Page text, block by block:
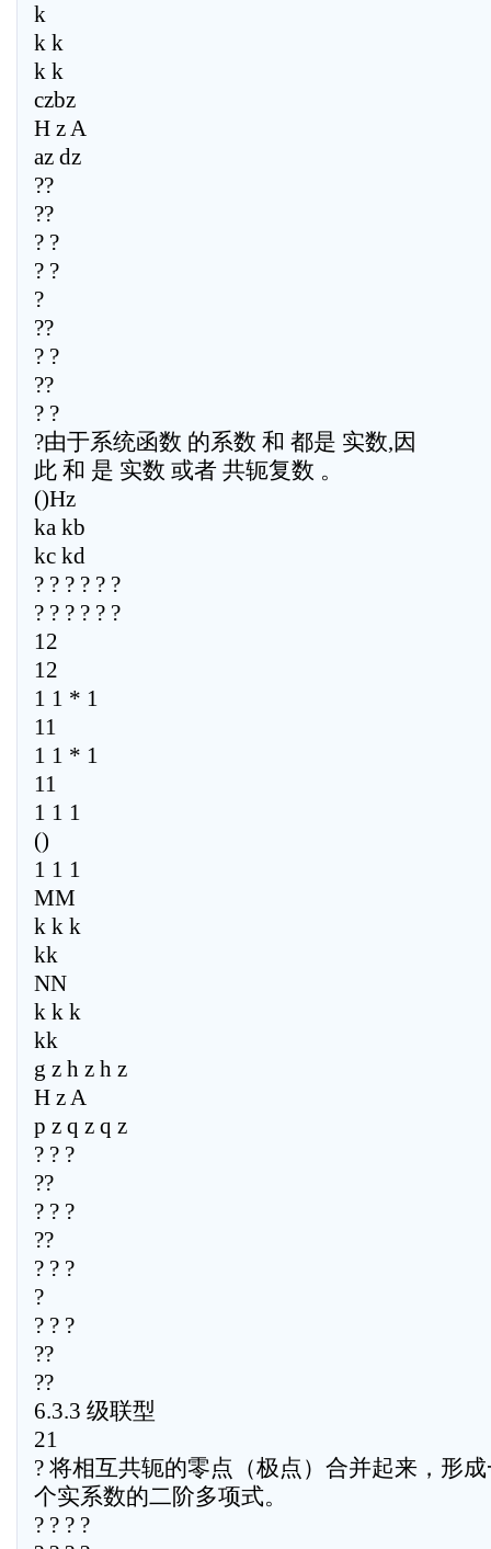
k
k k
k k
czbz
H z A
az dz
??
??
? ?
? ?
?
??
? ?
??
? ?
?由于系统函数 的系数 和 都是 实数,因
此 和 是 实数 或者 共轭复数 。
()Hz
ka kb
kc kd
? ? ? ? ? ?
? ? ? ? ? ?
12
12
1 1 * 1
11
1 1 * 1
11
1 1 1
()
1 1 1
MM
k k k
kk
NN
k k k
kk
g z h z h z
H z A
p z q z q z
? ? ?
??
? ? ?
??
? ? ?
?
? ? ?
??
??
6.3.3 级联型
21
? 将相互共轭的零点（极点）合并起来，形
个实系数的二阶多项式。
? ? ? ?